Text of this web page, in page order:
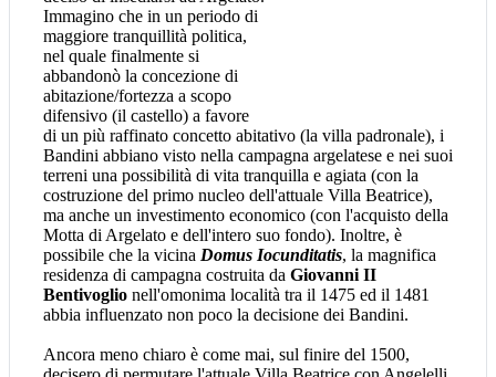
Immagino che in un periodo di
maggiore tranquillità politica,
nel quale finalmente si
abbandonò la concezione di
abitazione/fortezza a scopo
difensivo (il castello) a favore
di un più raffinato concetto abitativo (la villa padronale), i
Bandini abbiano visto nella campagna argelatese e nei suoi
terreni una possibilità di vita tranquilla e agiata (con la
costruzione del primo nucleo dell'attuale Villa Beatrice),
ma anche un investimento economico (con l'acquisto della
Motta di Argelato e dell'intero suo fondo). Inoltre, è
possibile che la vicina Domus Iocunditatis, la magnifica
residenza di campagna costruita da Giovanni II
Bentivoglio nell'omonima località tra il 1475 ed il 1481
abbia influenzato non poco la decisione dei Bandini.
Ancora meno chiaro è come mai, sul finire del 1500,